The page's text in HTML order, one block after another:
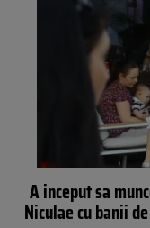
A inceput sa
Niculae cu banii